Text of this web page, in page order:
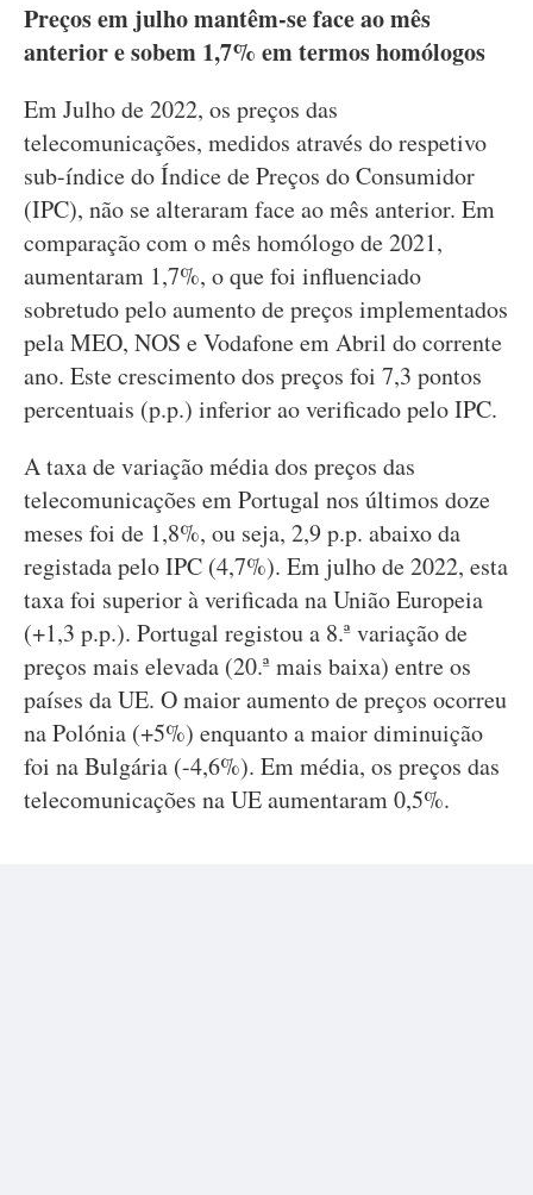
Preços em julho mantêm-se face ao mês
anterior e sobem 1,7% em termos homólogos
Em Julho de 2022, os preços das
telecomunicações, medidos através do respetivo
sub-índice do Índice de Preços do Consumidor
(IPC), não se alteraram face ao mês anterior. Em
comparação com o mês homólogo de 2021,
aumentaram 1,7%, o que foi influenciado
sobretudo pelo aumento de preços implementados
pela MEO, NOS e Vodafone em Abril do corrente
ano. Este crescimento dos preços foi 7,3 pontos
percentuais (p.p.) inferior ao verificado pelo IPC.
A taxa de variação média dos preços das
telecomunicações em Portugal nos últimos doze
meses foi de 1,8%, ou seja, 2,9 p.p. abaixo da
registada pelo IPC (4,7%). Em julho de 2022, esta
taxa foi superior à verificada na União Europeia
(+1,3 p.p.). Portugal registou a 8.ª variação de
preços mais elevada (20.ª mais baixa) entre os
países da UE. O maior aumento de preços ocorreu
na Polónia (+5%) enquanto a maior diminuição
foi na Bulgária (-4,6%). Em média, os preços das
telecomunicações na UE aumentaram 0,5%.